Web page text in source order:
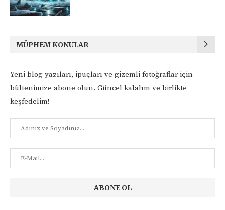
MÜPHEM KONULAR
Yeni blog yazıları, ipuçları ve gizemli fotoğraflar için
bültenimize abone olun. Güncel kalalım ve birlikte
keşfedelim!